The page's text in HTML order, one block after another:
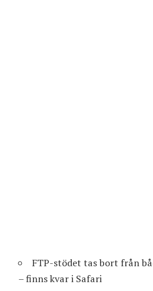
FTP-stödet tas bort från
– finns kvar i Safari